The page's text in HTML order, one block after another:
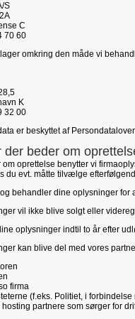
S
C
70 60
omkring den måde vi
K
32 00
er beskyttet af
der beder om
om oprettelse benytter vi
du evt. måtte tilvælge
behandler dine oplysninger for
vil ikke blive solgt eller
oplysninger indtil to år efter
kan blive del med vores
firma
(f.eks. Politiet, i
hosting partnere som sørger for